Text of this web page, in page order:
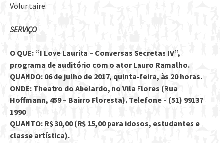
Voluntaire.
SERVIÇO
O QUE: “I Love Laurita – Conversas Secretas IV”,
programa de auditório com o ator Lauro Ramalho.
QUANDO: 06 de julho de 2017, quinta-feira, às 20 horas.
ONDE: Theatro do Abelardo, no Vila Flores (Rua
Hoffmann, 459 – Bairro Floresta). Telefone – (51) 99137
1990
QUANTO: R$ 30,00 (R$ 15,00 para idosos, estudantes e
classe artística).